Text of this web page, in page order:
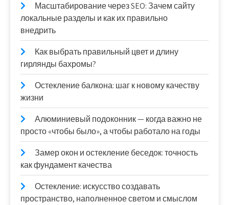
Масштабирование через SEO: Зачем сайту
локальные разделы и как их правильно
внедрить
Как выбрать правильный цвет и длину
гирлянды бахромы?
Остекление балкона: шаг к новому качеству
жизни
Алюминиевый подоконник — когда важно не
просто «чтобы было», а чтобы работало на годы
Замер окон и остекление беседок: точность
как фундамент качества
Остекление: искусство создавать
пространство, наполненное светом и смыслом